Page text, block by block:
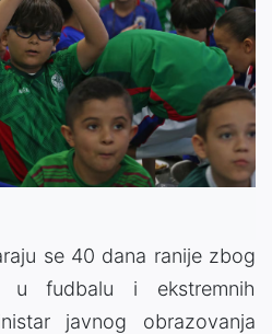
se 40 dana ranije zbog
u fudbalu i ekstremnih
javnog obrazovanja